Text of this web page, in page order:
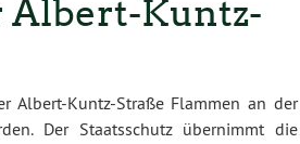
Kuntz-
Albert-Kuntz-Straße Flammen an der
Der Staatsschutz übernimmt die